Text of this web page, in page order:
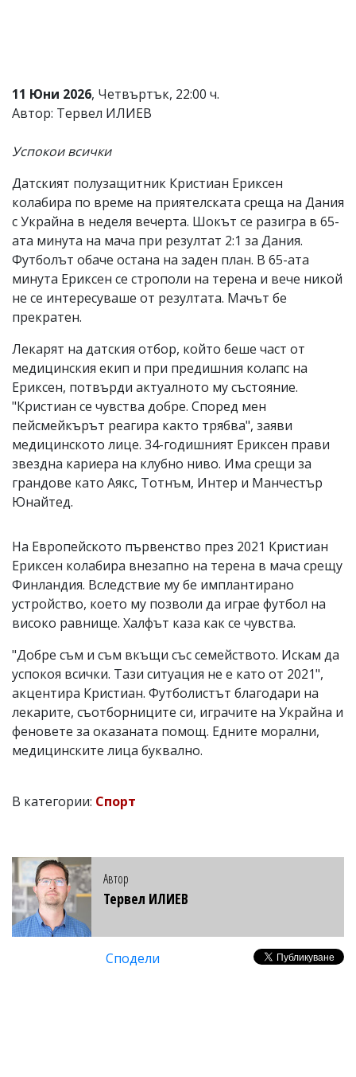
от
читателите
и
не
носи
за
тях!
Ако
откриете
обиден
за
вас
коментар,
моля
сигнализирайте
11 Юни 2026, Четвъртък, 22:00 ч.
Автор: Тервел ИЛИЕВ
Успокои всички
Датският полузащитник Кристиан Ериксен
колабира по време на приятелската среща на Дания
с Украйна в неделя вечерта. Шокът се разигра в 65-
ата минута на мача при резултат 2:1 за Дания.
Футболът обаче остана на заден план. В 65-ата
минута Ериксен се строполи на терена и вече никой
не се интересуваше от резултата. Мачът бе
прекратен.
Лекарят на датския отбор, който беше част от
медицинския екип и при предишния колапс на
Ериксен, потвърди актуалното му състояние.
"Кристиан се чувства добре. Според мен
пейсмейкърът реагира както трябва", заяви
медицинското лице. 34-годишният Ериксен прави
звездна кариера на клубно ниво. Има срещи за
грандове като Аякс, Тотнъм, Интер и Манчестър
Юнайтед.
На Европейското първенство през 2021 Кристиан
Ериксен колабира внезапно на терена в мача срещу
Финландия. Вследствие му бе имплантирано
устройство, което му позволи да играе футбол на
високо равнище. Халфът каза как се чувства.
"Добре съм и съм вкъщи със семейството. Искам да
успокоя всички. Тази ситуация не е като от 2021",
акцентира Кристиан. Футболистът благодари на
лекарите, съотборниците си, играчите на Украйна и
феновете за оказаната помощ. Едните морални,
медицинските лица буквално.
В категории: Спорт
Автор
Тервел ИЛИЕВ
Сподели